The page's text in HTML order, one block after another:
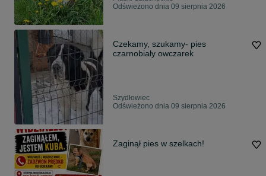
Odświeżono dnia 09 sierpnia 2026
Czekamy, szukamy- pies
czarnobiały owczarek
Szydłowiec
Odświeżono dnia 09 sierpnia 2026
Zaginął pies w szelkach!